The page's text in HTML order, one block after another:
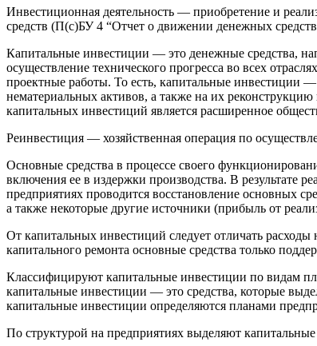
Инвестиционная деятельность — приобретение и
средств (П(с)БУ 4 “Отчет о движении денежных
Капитальные инвестиции — это денежные средства,
осуществление технического прогресса во всех
проектные работы. То есть, капитальные инвестиции
нематериальных активов, а также на их
капитальных инвестиций является расширенное
Реинвестиция — хозяйственная операция по
Основные средства в процессе своего
включения ее в издержки производства. В результате
предприятиях проводится восстановление основных
а также некоторые другие источники (прибыль от
От капитальных инвестиций следует отличать
капитального ремонта основные средства только
Классифицируют капитальные инвестиции по видам
капитальные инвестиции — это средства, которые
капитальные инвестиции определяются планами
По структурой на предприятиях выделяют